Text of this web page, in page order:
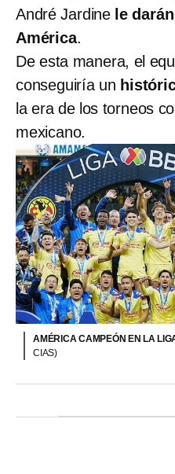
André Jardine le
América.
De esta manera, el
conseguiría un
la era de los torneos
mexicano.
AMÉRICA CAMPEÓN EN LA
CIAS)